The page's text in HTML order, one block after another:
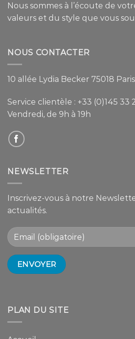
Nous sommes à l’écoute de
valeurs et du style que vous
NOUS CONTACTER
10 allée Lydia Becker 75018 Paris
Service clientèle : +33 (0)145 33
Vendredi, de 9h à 19h
NEWSLETTER
Inscrivez-vous à notre
actualités.
PLAN DU SITE